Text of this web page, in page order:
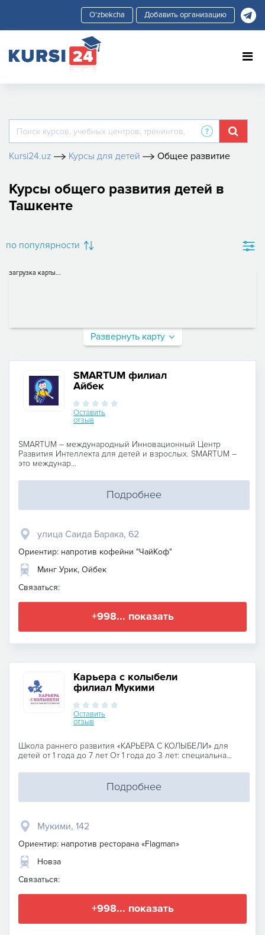
Добавить организацию
Kursi24.uz Курсы для детей Общее развитие
Курсы общего развития детей в
Ташкенте
по популярности
загрузка карты...
Развернуть карту
SMARTUM филиал
Айбек
Оставить
отзыв
SMARTUМ – международный Инновационный Центр
Развития Интеллекта для детей и взрослых. SMARTUM –
это междунар...
Подробнее
улица Саида Барака, 62
Ориентир: напротив кофейни "ЧайКоф"
Минг Урик, Ойбек
Связаться:
+998... показать
Карьера с колыбели
филиал Мукими
Оставить
отзыв
Школа раннего развития «КАРЬЕРА С КОЛЫБЕЛИ» для
детей от 1 года до 7 лет От 1 года до 3 лет: специальна...
Подробнее
Мукими, 142
Ориентир: напротив ресторана «Flagman»
Новза
Связаться:
+998... показать